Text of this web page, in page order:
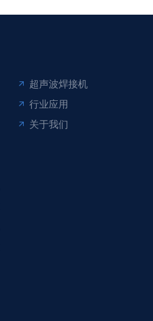
超声波焊接机
行业应用
关于我们